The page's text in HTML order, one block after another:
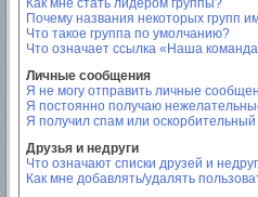
Как мне стать лидером группы?
Почему названия некоторых групп
Что такое группа по умолчанию?
Что означает ссылка «Наша
Личные сообщения
Я не могу отправить личные
Я постоянно получаю
Я получил спам или
Друзья и недруги
Что означают списки друзей и
Как мне добавлять/удалять